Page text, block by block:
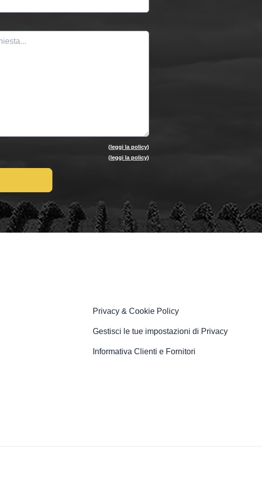
(leggi la policy)
(leggi la policy)
Privacy & Cookie Policy
Gestisci le tue impostazioni di Privacy
Informativa Clienti e Fornitori